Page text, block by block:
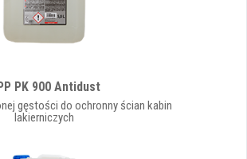
PK 900 Antidust
gęstości do ochronny ścian kabin
lakierniczych